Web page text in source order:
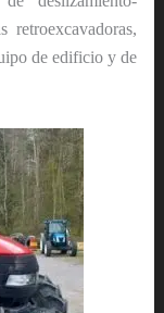
retroexcavadoras,
de edificio y de